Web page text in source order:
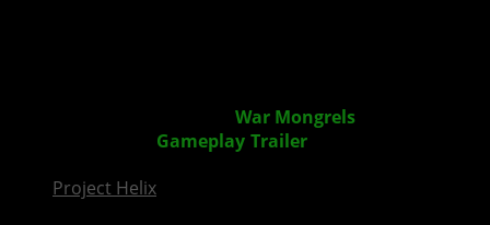
War Mongrels
Gameplay Trailer
Project Helix